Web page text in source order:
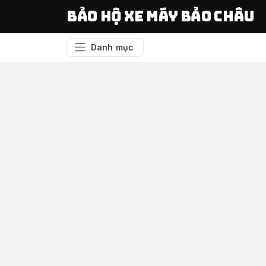
Bảo Hộ Xe Máy Bảo Châu
Danh mục